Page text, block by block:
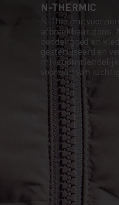
N-THERMIC
N-Thermic
afbreekbaar dons.
beddengoed en
gesteriliseerd en
voorzien van